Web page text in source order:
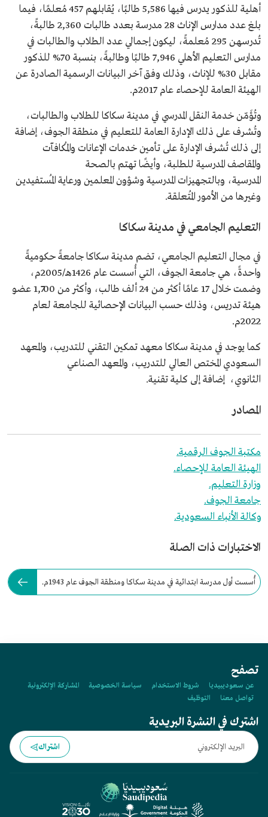
أهلية للذكور يدرس فيها 5,586 طالبًا، يُقابلهم 457 مُعلمًا، فيما
بلغ عدد مدارس الإناث 28 مدرسة بعدد طالبات 2,360 طالبةً،
تُدرسهن 295 مُعلمةً، ليكون إجمالي عدد الطلاب والطالبات في
مدارس التعليم الأهلي 7,946 طالبًا وطالبةً، بنسبة 70% للذكور
مقابل 30% للإناث، وذلك وفق آخر البيانات الرسمية الصادرة عن
الهيئة العامة للإحصاء عام 2017م.
وتُؤَمّن خدمة النقل المدرسي في مدينة سكاكا للطلاب والطالبات،
وتُشرف على ذلك الإدارة العامة للتعليم في منطقة الجوف، إضافة
إلى ذلك تُشرف الإدارة على تأمين خدمات الإعانات والمُكافآت
والمقاصف المدرسية للطلبة، وأيضًا تهتم بالصحة
المدرسية، وبالتجهيزات المدرسية وشؤون المعلمين ورعاية المُستفيدين
وغيرها من الأمور المُتعلقة.
التعليم الجامعي في مدينة سكاكا
في مجال التعليم الجامعي، تضم مدينة سكاكا جامعةً حكوميةً
واحدةً، هي جامعة الجوف، التي أُسست عام 1426هـ/2005م،
وضمت خلال 17 عامًا أكثر من 24 ألف طالب، وأكثر من 1,700 عضو
هيئة تدريس، وذلك حسب البيانات الإحصائية للجامعة لعام
2022م.
كما يوجد في مدينة سكاكا معهد تمكين التقني للتدريب، والمعهد
السعودي المختص العالي للتدريب، والمعهد الصناعي
الثانوي، إضافة إلى كلية تقنية.
المصادر
مكتبة الجوف الرقمية.
الهيئة العامة للإحصاء.
وزارة التعليم.
جامعة الجوف.
وكالة الأنباء السعودية.
الاختبارات ذات الصلة
أُسست أول مدرسة ابتدائية في مدينة سكاكا ومنطقة الجوف عام 1943م.
تصفح
عن سعوديبيديا شروط الاستخدام سياسة الخصوصية
المشاركة الإلكترونية
تواصل معنا
التوظيف
اشترك في النشرة البريدية
اشتراك